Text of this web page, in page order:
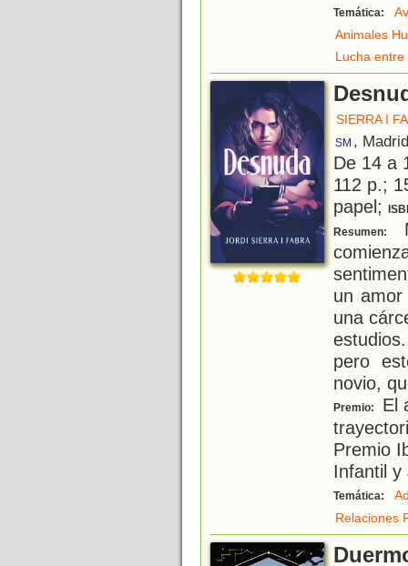
Temática:
Animales
Lucha entre
SIERRA I
SM ,
De 14 a
112 p.;
papel;
Resumen:
un
una
pero
novio,
Premio:
El
Premio
Infantil y
Temática:
Relaciones